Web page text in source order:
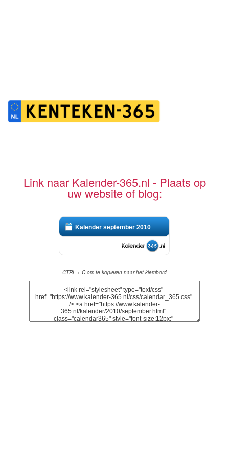
Link naar Kalender-365.nl - Plaats op
uw website of blog:
Kalender september 2010
CTRL + C om te kopiëren naar het klembord